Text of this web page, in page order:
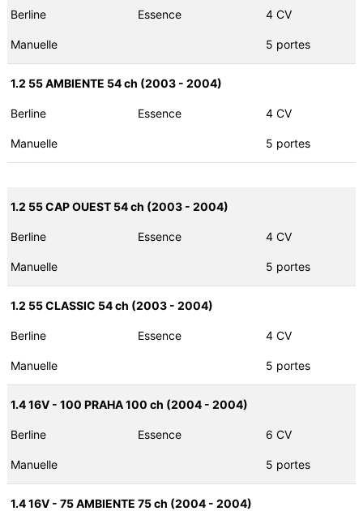
Berline Essence 4 CV
Manuelle 5 portes
1.2 55 AMBIENTE 54 ch (2003 - 2004)
Berline Essence 4 CV
Manuelle 5 portes
1.2 55 CAP OUEST 54 ch (2003 - 2004)
Berline Essence 4 CV
Manuelle 5 portes
1.2 55 CLASSIC 54 ch (2003 - 2004)
Berline Essence 4 CV
Manuelle 5 portes
1.4 16V - 100 PRAHA 100 ch (2004 - 2004)
Berline Essence 6 CV
Manuelle 5 portes
1.4 16V - 75 AMBIENTE 75 ch (2004 - 2004)